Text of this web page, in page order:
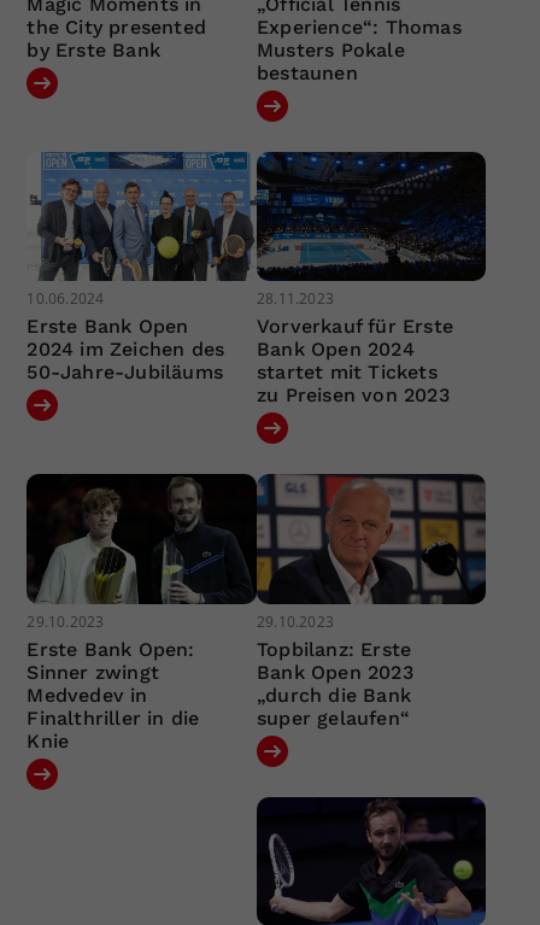
the City presented
by Erste Bank
Experience“: Thomas
Musters Pokale
bestaunen
10.06.2024
Erste Bank Open
2024 im Zeichen des
50-Jahre-Jubiläums
28.11.2023
Vorverkauf für Erste
Bank Open 2024
startet mit Tickets
zu Preisen von 2023
29.10.2023
Erste Bank Open:
Sinner zwingt
Medvedev in
Finalthriller in die
Knie
29.10.2023
Topbilanz: Erste
Bank Open 2023
„durch die Bank
super gelaufen“